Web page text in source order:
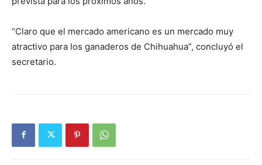
“Claro que el mercado americano es un mercado muy
atractivo para los ganaderos de Chihuahua”, concluyó el
secretario.